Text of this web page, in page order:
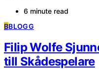
6 minute read
BBLOGG
Filip Wolfe
till Skådespelare